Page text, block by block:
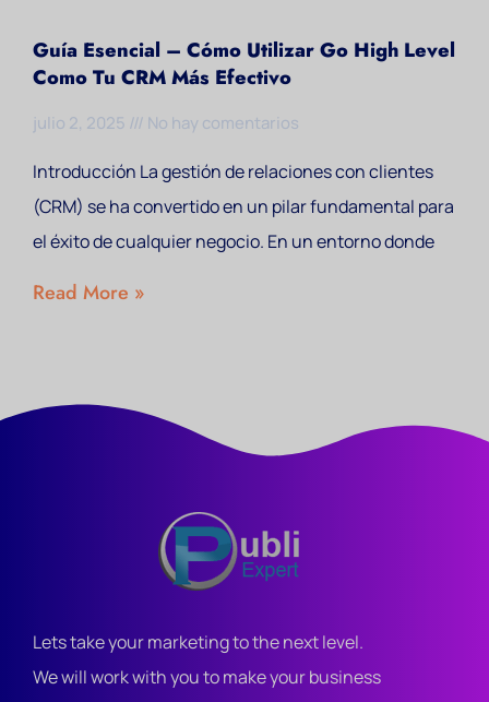
Guía Esencial – Cómo Utilizar Go High Level
Como Tu CRM Más Efectivo
julio 2, 2025 No hay comentarios
Introducción La gestión de relaciones con clientes
(CRM) se ha convertido en un pilar fundamental para
el éxito de cualquier negocio. En un entorno donde
Read More »
Lets take your marketing to the next level.
We will work with you to make your business